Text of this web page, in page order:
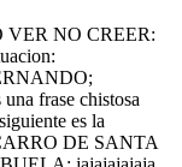
NO CREER:
frase chistosa
es la
DE SANTA